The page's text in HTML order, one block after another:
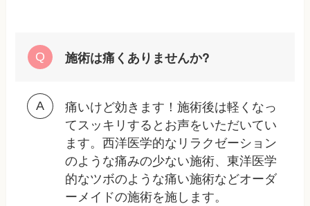
施術は痛くありませんか?
痛いけど効きます！施術後は軽くなっ
てスッキリするとお声をいただいてい
ます。西洋医学的なリラクゼーション
のような痛みの少ない施術、東洋医学
的なツボのような痛い施術などオーダ
ーメイドの施術を施します。